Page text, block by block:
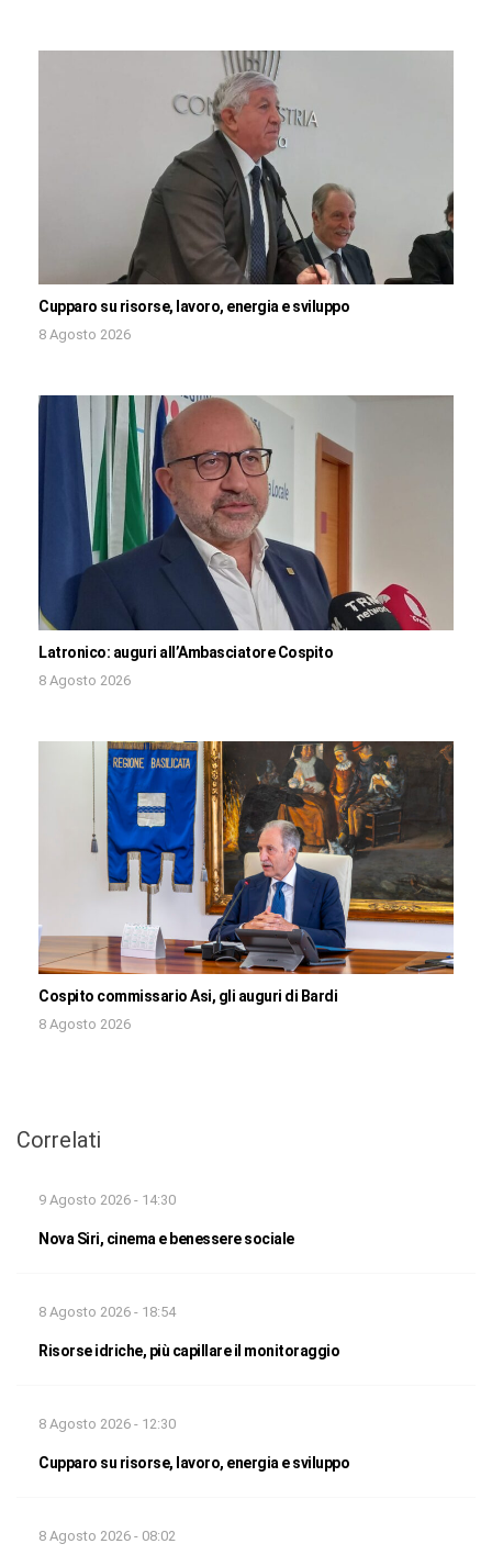
Cupparo su risorse, lavoro, energia e sviluppo
8 Agosto 2026
Latronico: auguri all’Ambasciatore Cospito
8 Agosto 2026
Cospito commissario Asi, gli auguri di Bardi
8 Agosto 2026
Correlati
9 Agosto 2026 - 14:30
Nova Siri, cinema e benessere sociale
8 Agosto 2026 - 18:54
Risorse idriche, più capillare il monitoraggio
8 Agosto 2026 - 12:30
Cupparo su risorse, lavoro, energia e sviluppo
8 Agosto 2026 - 08:02